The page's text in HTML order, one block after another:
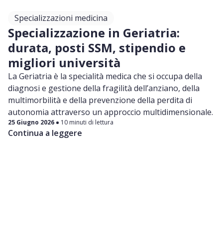
Specializzazioni medicina
Specializzazione in Geriatria:
durata, posti SSM, stipendio e
migliori università
La Geriatria è la specialità medica che si occupa della
diagnosi e gestione della fragilità dell’anziano, della
multimorbilità e della prevenzione della perdita di
autonomia attraverso un approccio multidimensionale.
25 Giugno 2026 10 minuti di lettura
Continua a leggere